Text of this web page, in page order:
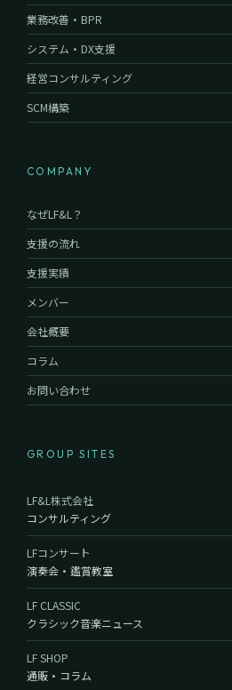
業務改善・BPR
システム・DX支援
経営コンサルティング
SCM構築
COMPANY
なぜLF&L？
支援の流れ
支援実績
メンバー
会社概要
コラム
お問い合わせ
GROUP SITES
LF&L株式会社
コンサルティング
LFコンサート
演奏会・鑑賞教室
LF CLASSIC
クラシック音楽ニュース
LF SHOP
通販・コラム